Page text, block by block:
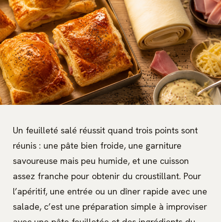
Un feuilleté salé réussit quand trois points sont
réunis : une pâte bien froide, une garniture
savoureuse mais peu humide, et une cuisson
assez franche pour obtenir du croustillant. Pour
l’apéritif, une entrée ou un dîner rapide avec une
salade, c’est une préparation simple à improviser